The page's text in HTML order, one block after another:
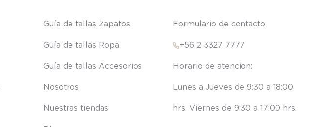
Guía de tallas Zapatos
Guía de tallas Ropa
Guía de tallas Accesorios
Nosotros
Nuestras tiendas
Formulario de contacto
+56 2 3327 7777
Lunes a Jueves de 9:30 a 18:00
hrs. Viernes de 9:30 a 17:00 hrs.